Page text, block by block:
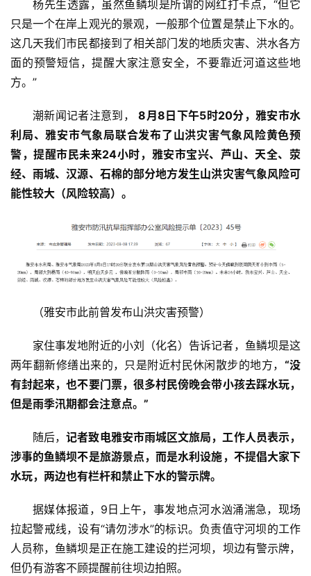
资
讯
商
业
消
费
生
活
财
经
专
题
车
·
新
登录 注册
杨先生透露，虽然鱼鳞坝是所谓的网红打卡点，“但它
只是一个在岸上观光的景观，一般那个位置是禁止下水的。
这几天我们市民都接到了相关部门发的地质灾害、洪水各方
面的预警短信，提醒大家注意安全，不要靠近河道这些地
方。”
潮新闻记者注意到， 8月8日下午5时20分，雅安市水
利局、雅安市气象局联合发布了山洪灾害气象风险黄色预
警，提醒市民未来24小时，雅安市宝兴、芦山、天全、荥
经、雨城、汉源、石棉的部分地方发生山洪灾害气象风险可
能性较大（风险较高）。
（雅安市此前曾发布山洪灾害预警）
家住事发地附近的小刘（化名）告诉记者，鱼鳞坝是这
两年翻新修缮出来的，只是附近村民休闲散步的地方， “没
有封起来，也不要门票，很多村民傍晚会带小孩去踩水玩，
但是雨季汛期都会注意点。”
随后，记者致电雅安市雨城区文旅局，工作人员表示，
涉事的鱼鳞坝不是旅游景点，而是水利设施，不提倡大家下
水玩，两边也有栏杆和禁止下水的警示牌。
据媒体报道，9日上午，事发地点河水汹涌湍急，现场
拉起警戒线，设有“请勿涉水”的标识。负责值守河坝的工作
人员称，鱼鳞坝是正在施工建设的拦河坝，坝边有警示牌，
但仍有游客不顾提醒前往坝边拍照。